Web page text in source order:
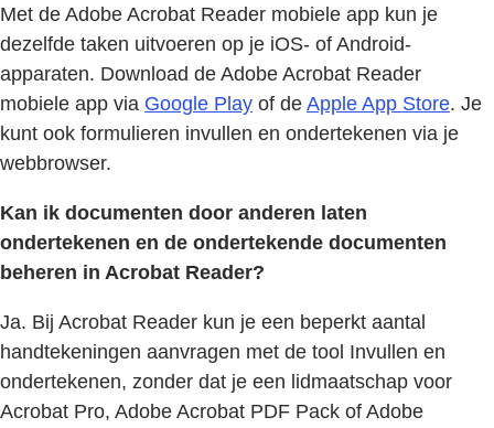
Met de Adobe Acrobat Reader mobiele app kun je
dezelfde taken uitvoeren op je iOS- of Android-
apparaten. Download de Adobe Acrobat Reader
mobiele app via Google Play of de Apple App Store. Je
kunt ook formulieren invullen en ondertekenen via je
webbrowser.
Kan ik documenten door anderen laten
ondertekenen en de ondertekende documenten
beheren in Acrobat Reader?
Ja. Bij Acrobat Reader kun je een beperkt aantal
handtekeningen aanvragen met de tool Invullen en
ondertekenen, zonder dat je een lidmaatschap voor
Acrobat Pro, Adobe Acrobat PDF Pack of Adobe